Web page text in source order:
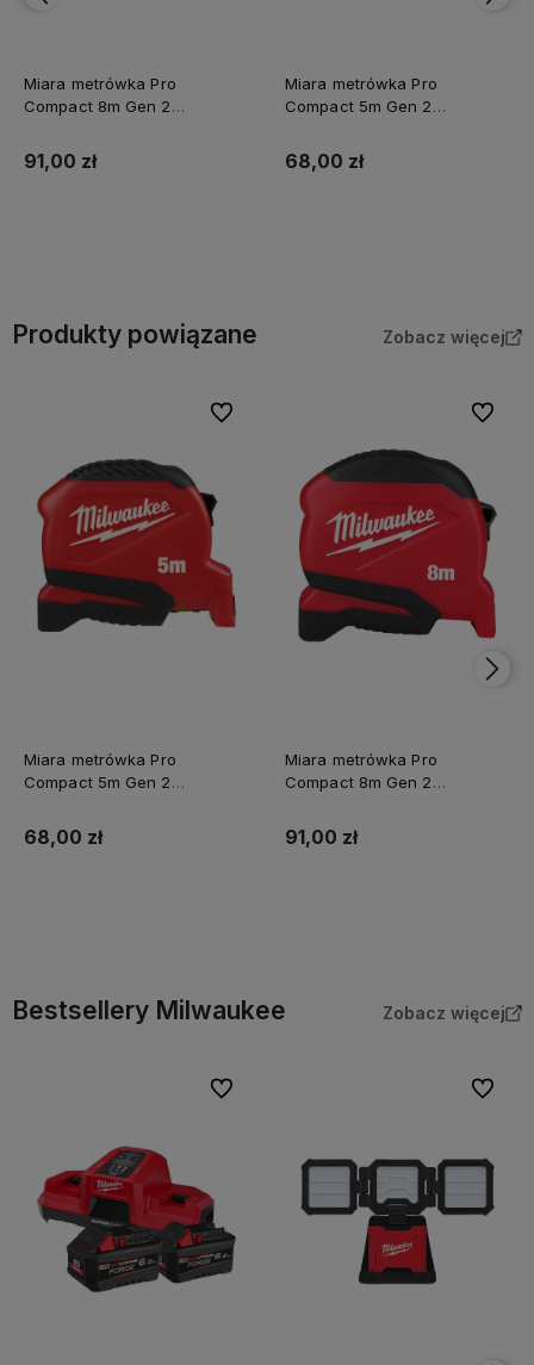
Miara metrówka Pro
Compact 8m Gen 2
91,00 zł
Miara metrówka Pro
Compact 5m Gen 2
68,00 zł
Produkty powiązane Zobacz więcej
Miara metrówka Pro
Compact 5m Gen 2
68,00 zł
Do ulubionych
Miara metrówka Pro
Compact 8m Gen 2
91,00 zł
Do
Bestsellery Milwaukee Zobacz więcej
Do ulubionych Do